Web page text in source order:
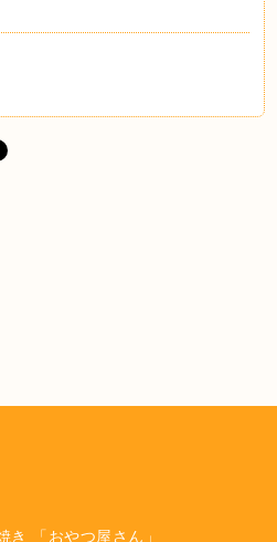
き 「おやつ屋さん」